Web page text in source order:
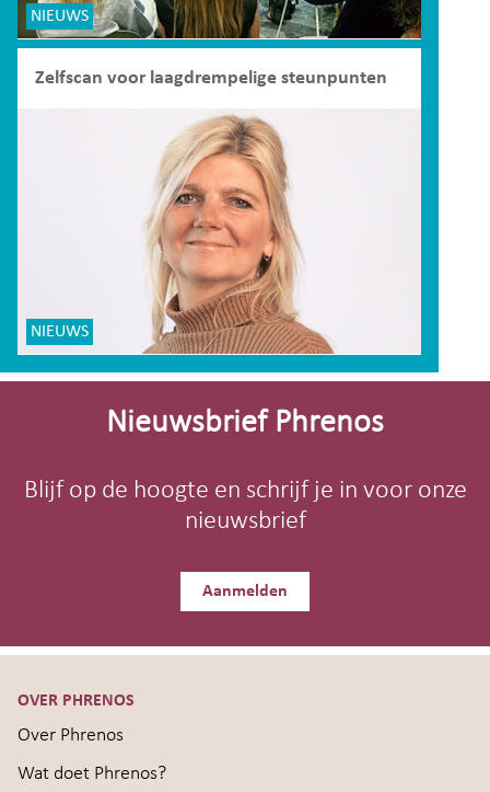
NIEUWS
Zelfscan voor laagdrempelige steunpunten
NIEUWS
Site-
Nieuwsbrief Phrenos
Blijf op de hoogte en schrijf je in voor onze
nieuwsbrief
Aanmelden
OVER PHRENOS
Over Phrenos
Wat doet Phrenos?